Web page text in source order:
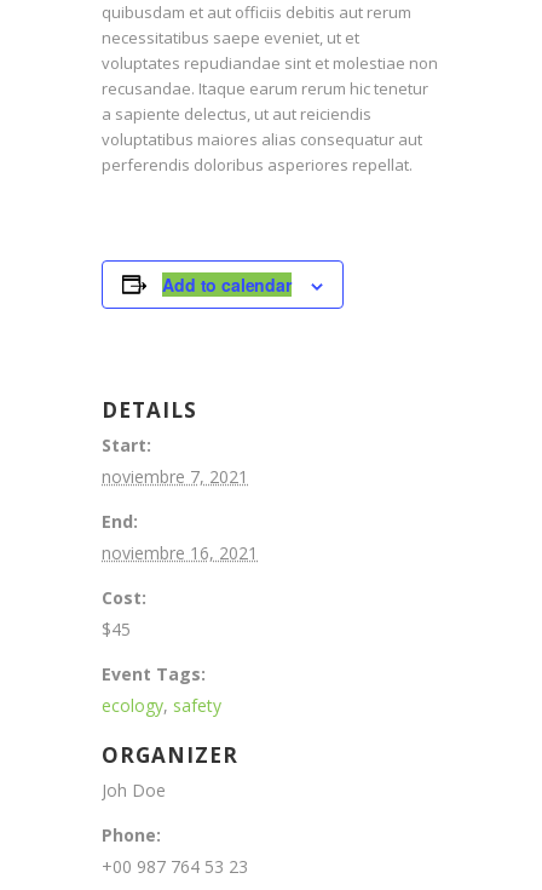
quibusdam et aut officiis debitis aut rerum
necessitatibus saepe eveniet, ut et
voluptates repudiandae sint et molestiae non
recusandae. Itaque earum rerum hic tenetur
a sapiente delectus, ut aut reiciendis
voluptatibus maiores alias consequatur aut
perferendis doloribus asperiores repellat.
Add to calendar
DETAILS
Start:
noviembre 7, 2021
End:
noviembre 16, 2021
Cost:
$45
Event Tags:
ecology, safety
ORGANIZER
Joh Doe
Phone:
+00 987 764 53 23